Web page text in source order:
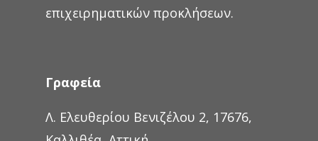
επιχειρηματικών προκλήσεων.
Γραφεία
Λ. Ελευθερίου Βενιζέλου 2, 17676,